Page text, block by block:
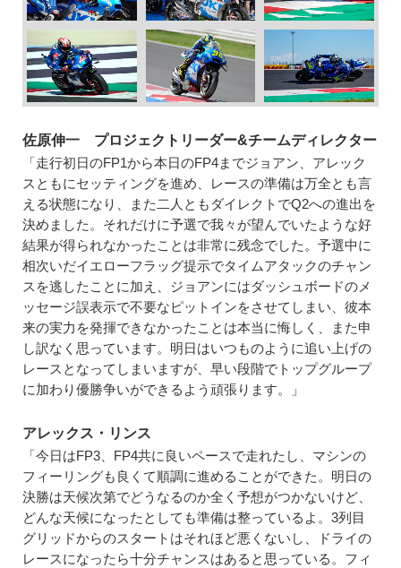
佐原伸一 プロジェクトリーダー&チームディレクター
「走行初日のFP1から本日のFP4までジョアン、アレック
スともにセッティングを進め、レースの準備は万全とも言
える状態になり、また二人ともダイレクトでQ2への進出を
決めました。それだけに予選で我々が望んでいたような好
結果が得られなかったことは非常に残念でした。予選中に
相次いだイエローフラッグ提示でタイムアタックのチャン
スを逃したことに加え、ジョアンにはダッシュボードのメ
ッセージ誤表示で不要なピットインをさせてしまい、彼本
来の実力を発揮できなかったことは本当に悔しく、また申
し訳なく思っています。明日はいつものように追い上げの
レースとなってしまいますが、早い段階でトップグループ
に加わり優勝争いができるよう頑張ります。」
アレックス・リンス
「今日はFP3、FP4共に良いペースで走れたし、マシンの
フィーリングも良くて順調に進めることができた。明日の
決勝は天候次第でどうなるのか全く予想がつかないけど、
どんな天候になったとしても準備は整っているよ。3列目
グリッドからのスタートはそれほど悪くないし、ドライの
レースになったら十分チャンスはあると思っている。フィ